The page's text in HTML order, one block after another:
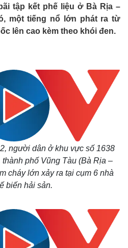
tập kết phế liệu ở Bà Rịa –
một tiếng nổ lớn phát ra từ
lên cao kèm theo khói đen.
người dân ở khu vực số 1638
phố Vũng Tàu (Bà Rịa –
cháy lớn xảy ra tại cụm 6 nhà
biến hải sản.